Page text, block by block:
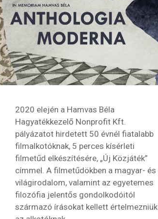
2020 elején a Hamvas Béla
Hagyatékkezelő Nonprofit Kft.
pályázatot hirdetett 50 évnél fiatalabb
filmalkotóknak, 5 perces kísérleti
filmetűd elkészítésére, „Új Közjáték”
címmel. A filmetűdökben a magyar- és
világirodalom, valamint az egyetemes
filozófia jelentős gondolkodóitól
származó írásokat kellett értelmezniük